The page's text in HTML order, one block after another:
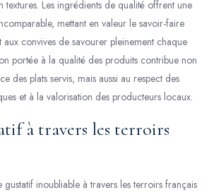
textures. Les ingrédients de qualité offrent une
mettant en valeur le savoir-faire
aux convives de savourer pleinement chaque
portée à la qualité des produits contribue non
des plats servis, mais aussi au respect des
et à la valorisation des producteurs locaux.
à travers les terroirs
inoubliable à travers les terroirs français